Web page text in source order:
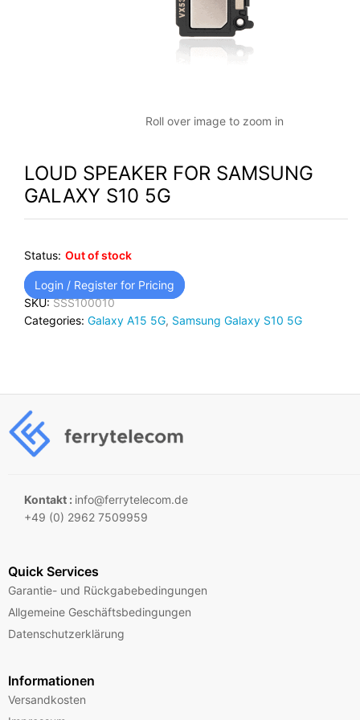
Roll over image to zoom in
LOUD SPEAKER FOR SAMSUNG
GALAXY S10 5G
Status: Out of stock
Login / Register for Pricing
SKU:SSS100010
Categories: Galaxy A15 5G, Samsung Galaxy S10 5G
Kontakt : info@ferrytelecom.de
+49 (0) 2962 7509959
Quick Services
Garantie- und Rückgabebedingungen
Allgemeine Geschäftsbedingungen
Datenschutzerklärung
Informationen
Versandkosten